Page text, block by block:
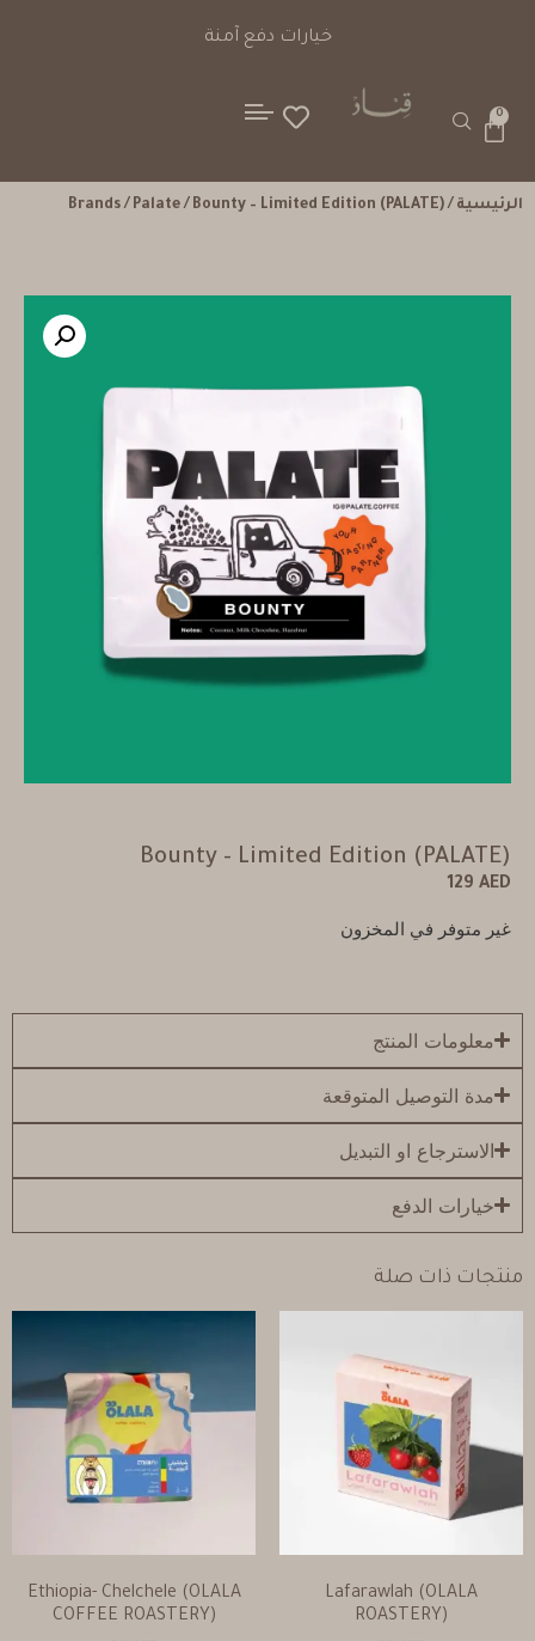
خيارات دفع آمنة
0
الرئيسية /
Brands/ Palate/ Bounty – Limited Edition (PALATE)
Bounty – Limited Edition (PALATE)
129 AED
غير متوفر في المخزون
معلومات المنتج
مدة التوصيل المتوقعة
الاسترجاع او التبديل
خيارات الدفع
منتجات ذات صلة
Lafarawlah (OLALA
ROASTERY)
Ethiopia- Chelchele (OLALA
COFFEE ROASTERY)